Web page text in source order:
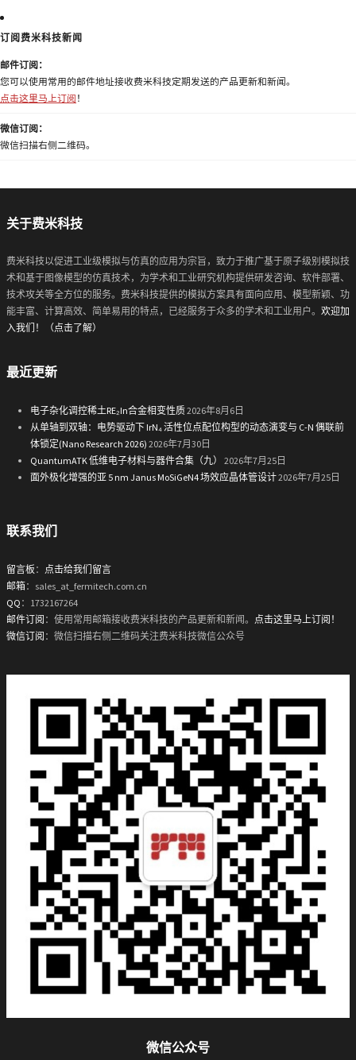
订阅费米科技新闻
邮件订阅：
您可以使用常用的邮件地址接收费米科技定期发送的产品更新和新闻。
点击这里马上订阅 ！
微信订阅：
微信扫描右侧二维码。
关于费米科技
费米科技以促进工业级模拟与仿真的应用为宗旨，致力于推广基于原子级别模拟技
术和基于图像模型的仿真技术，为学术和工业研究机构提供研发咨询、软件部署、
技术攻关等全方位的服务。费米科技提供的模拟方案具有面向应用、模型新颖、功
能丰富、计算高效、简单易用的特点，已经服务于众多的学术和工业用户。 欢迎加
入我们！（点击了解）
最近更新
电子杂化调控稀土RE₂In合金相变性质2026年8月6日
从单轴到双轴：电势驱动下 IrN₄ 活性位点配位构型的动态演变与 C-N 偶联前
体锁定(Nano Research 2026) 2026年7月30日
QuantumATK 低维电子材料与器件合集（九）
2026年7月25日
面外极化增强的亚 5 nm Janus MoSiGeN4 场效应晶体管设计2026年7月25日
联系我们
留言板 ： 点击给我们留言
邮箱：sales_at_fermitech.com.cn
QQ ：1732167264
邮件订阅 ：使用常用邮箱接收费米科技的产品更新和新闻。 点击这里马上订阅！
微信订阅 ：微信扫描右侧二维码关注费米科技微信公众号
微信公众号